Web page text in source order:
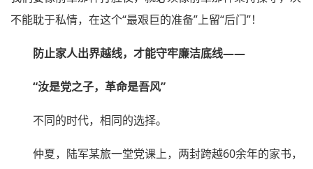
不能耽于私情，在这个“最艰巨的准备”上留“后门”！
防止家人出界越线，才能守牢廉洁底线——
“汝是党之子，革命是吾风”
不同的时代，相同的选择。
仲夏，陆军某旅一堂党课上，两封跨越60余年的家书，